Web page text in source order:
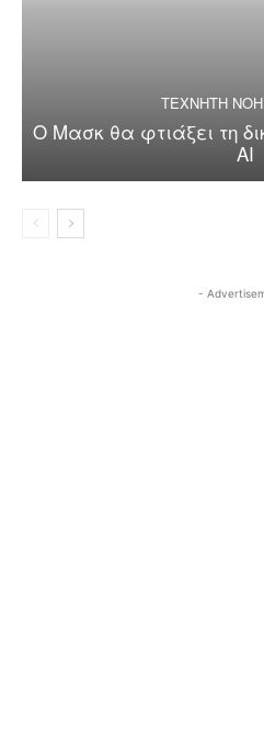
ΤΕΧΝΗΤΗ
Ο Μασκ θα φτιάξει τη
AI
-